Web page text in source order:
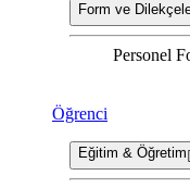
Form ve
Personel
Öğrenci
Eğitim & Öğretim